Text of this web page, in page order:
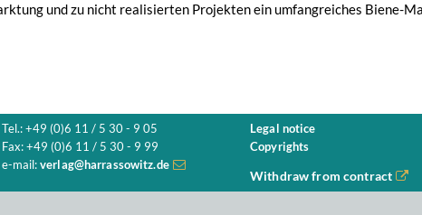
und zu nicht realisierten Projekten ein umfangreiches Biene-
Tel.: +49 (0)6 11 / 5 30 - 9 05
Fax: +49 (0)6 11 / 5 30 - 9 99
e-mail: verlag@harrassowitz.de
Legal notice
Copyrights
Withdraw from contract